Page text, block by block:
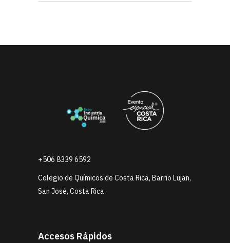
+506 8339 6592
Colegio de Químicos de Costa Rica, Barrio Lujan,
San José, Costa Rica
Accesos Rápidos